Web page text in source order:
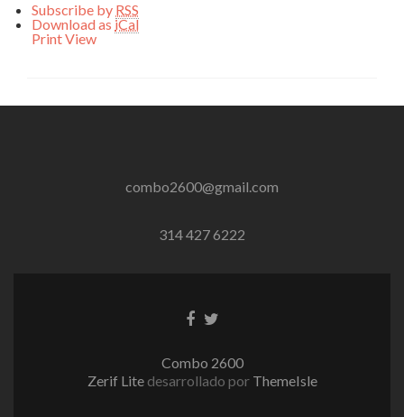
Subscribe by RSS
Download as iCal
PrintView
combo2600@gmail.com
314 427 6222
EnlaceEnlace
Combo 2600
Zerif Lite desarrollado por ThemeIsle